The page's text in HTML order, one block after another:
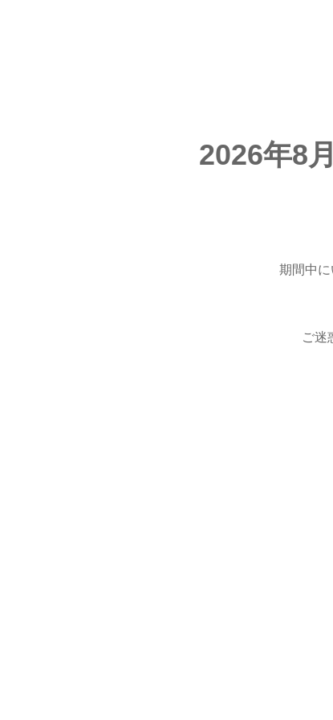
2026年8
期間中に
ご迷